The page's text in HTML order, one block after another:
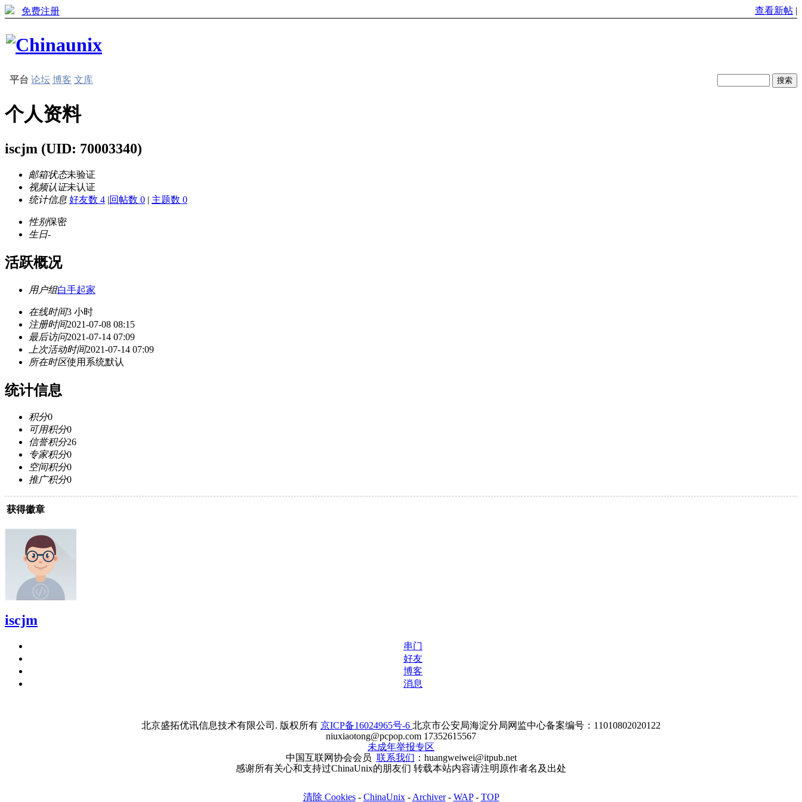
免费注册 查看新帖 |
平台 论坛 博客 文库
个人资料
iscjm (UID: 70003340)
邮箱状态未验证
视频认证未认证
统计信息 好友数 4 |回帖数 0 | 主题数 0
性别保密
生日-
活跃概况
用户组白手起家
在线时间3 小时
注册时间2021-07-08 08:15
最后访问2021-07-14 07:09
上次活动时间2021-07-14 07:09
所在时区使用系统默认
统计信息
积分0
可用积分0
信誉积分26
专家积分0
空间积分0
推广积分0
获得徽章
iscjm
串门
好友
博客
消息
北京盛拓优讯信息技术有限公司. 版权所有 京ICP备16024965号-6 北京市公安局海淀分局网监中心备案编号：11010802020122
niuxiaotong@pcpop.com 17352615567
未成年举报专区
中国互联网协会会员 联系我们 ：huangweiwei@itpub.net
感谢所有关心和支持过ChinaUnix的朋友们 转载本站内容请注明原作者名及出处
清除 Cookies- ChinaUnix- Archiver- WAP- TOP